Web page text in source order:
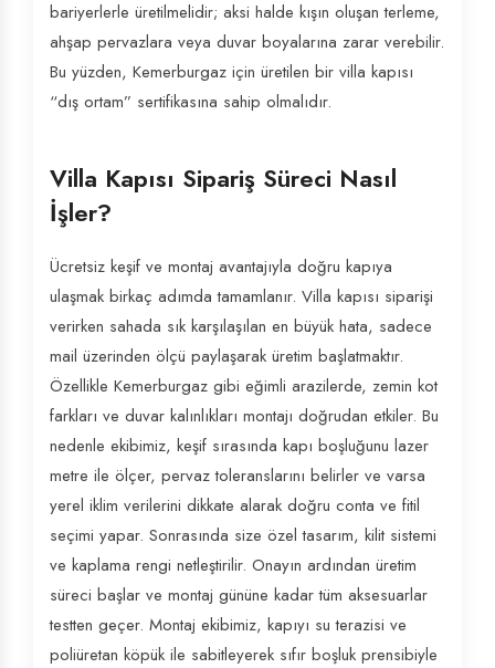
bariyerlerle üretilmelidir; aksi halde kışın oluşan terleme,
ahşap pervazlara veya duvar boyalarına zarar verebilir.
Bu yüzden, Kemerburgaz için üretilen bir villa kapısı
“dış ortam” sertifikasına sahip olmalıdır.
Villa Kapısı Sipariş Süreci Nasıl
İşler?
Ücretsiz keşif ve montaj avantajıyla doğru kapıya
ulaşmak birkaç adımda tamamlanır. Villa kapısı siparişi
verirken sahada sık karşılaşılan en büyük hata, sadece
mail üzerinden ölçü paylaşarak üretim başlatmaktır.
Özellikle Kemerburgaz gibi eğimli arazilerde, zemin kot
farkları ve duvar kalınlıkları montajı doğrudan etkiler. Bu
nedenle ekibimiz, keşif sırasında kapı boşluğunu lazer
metre ile ölçer, pervaz toleranslarını belirler ve varsa
yerel iklim verilerini dikkate alarak doğru conta ve fitil
seçimi yapar. Sonrasında size özel tasarım, kilit sistemi
ve kaplama rengi netleştirilir. Onayın ardından üretim
süreci başlar ve montaj gününe kadar tüm aksesuarlar
testten geçer. Montaj ekibimiz, kapıyı su terazisi ve
poliüretan köpük ile sabitleyerek sıfır boşluk prensibiyle